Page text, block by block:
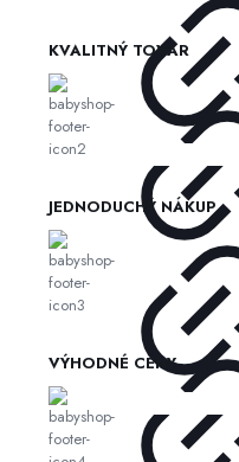
KVALITNÝ TOVAR
JEDNODUCHÝ NÁKUP
VÝHODNÉ CENY